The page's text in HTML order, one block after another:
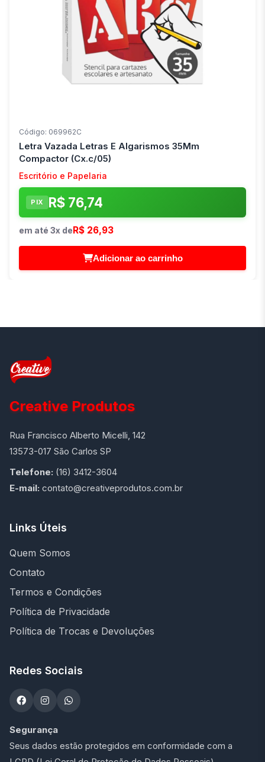
Código: 069962C
Letra Vazada Letras E Algarismos 35Mm
Compactor (Cx.c/05)
Escritório e Papelaria
PIX R$ 76,74
em até 3x deR$ 26,93
Adicionar ao carrinho
Creative Produtos
Rua Francisco Alberto Micelli, 142
13573-017 São Carlos SP
Telefone: (16) 3412-3604
E-mail: contato@creativeprodutos.com.br
Links Úteis
Quem Somos
Contato
Termos e Condições
Política de Privacidade
Política de Trocas e Devoluções
Redes Sociais
Segurança
Seus dados estão protegidos em conformidade com a